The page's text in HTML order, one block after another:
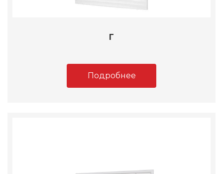
Г
Подробнее